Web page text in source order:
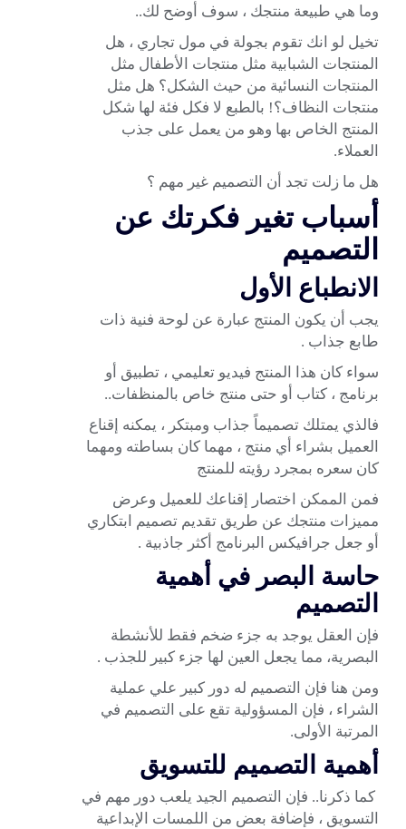
وما هي طبيعة منتجك ، سوف أوضح لك..
تخيل لو انك تقوم بجولة في مول تجاري ، هل
المنتجات الشبابية مثل منتجات الأطفال مثل
المنتجات النسائية من حيث الشكل؟ هل مثل
منتجات النظاف؟! بالطبع لا فكل فئة لها شكل
المنتج الخاص بها وهو من يعمل على جذب
العملاء.
هل ما زلت تجد أن التصميم غير مهم ؟
أسباب تغير فكرتك عن
التصميم
الانطباع الأول
يجب أن يكون المنتج عبارة عن لوحة فنية ذات
طابع جذاب .
سواء كان هذا المنتج فيديو تعليمي ، تطبيق أو
برنامج ، كتاب أو حتى منتج خاص بالمنظفات..
فالذي يمتلك تصميماً جذاب ومبتكر ، يمكنه إقناع
العميل بشراء أي منتج ، مهما كان بساطته ومهما
كان سعره بمجرد رؤيته للمنتج
فمن الممكن اختصار إقناعك للعميل وعرض
مميزات منتجك عن طريق تقديم تصميم ابتكاري
أو جعل جرافيكس البرنامج أكثر جاذبية .
حاسة البصر في أهمية
التصميم
فإن العقل يوجد به جزء ضخم فقط للأنشطة
البصرية، مما يجعل العين لها جزء كبير للجذب .
ومن هنا فإن التصميم له دور كبير علي عملية
الشراء ، فإن المسؤولية تقع على التصميم في
المرتبة الأولى.
أهمية التصميم للتسويق
كما ذكرنا.. فإن التصميم الجيد يلعب دور مهم في
التسويق ، فإضافة بعض من اللمسات الإبداعية